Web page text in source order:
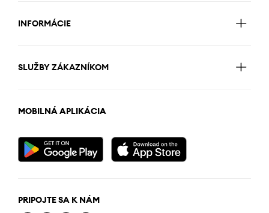
INFORMÁCIE
SLUŽBY ZÁKAZNÍKOM
MOBILNÁ APLIKÁCIA
PRIPOJTE SA K NÁM